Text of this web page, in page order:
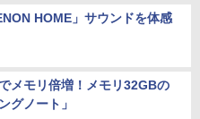
HOME」サウンドを体感
メモリ倍増！メモリ32GBの
グノート」